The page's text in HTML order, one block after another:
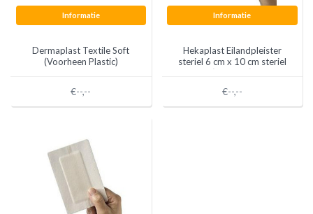
Informatie
Dermaplast Textile Soft
(Voorheen Plastic)
€--,--
Informatie
Hekaplast Eilandpleister
steriel 6 cm x 10 cm steriel
(50 stuks)
€--,--